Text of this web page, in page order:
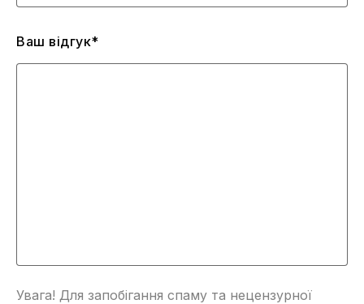
Ваш відгук*
Увага! Для запобігання спаму та нецензурної